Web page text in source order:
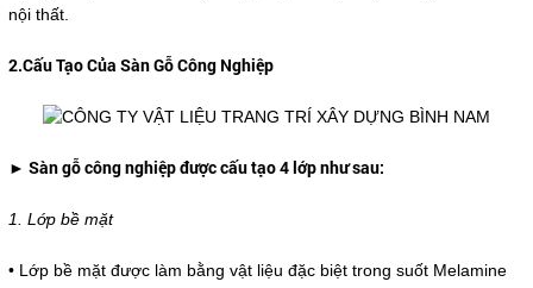
nội thất.
2.Cấu Tạo Của Sàn Gỗ Công Nghiệp
► Sàn gỗ công nghiệp được cấu tạo 4 lớp như sau:
1. Lớp bề mặt
• Lớp bề mặt được làm bằng vật liệu đặc biệt trong suốt Melamine